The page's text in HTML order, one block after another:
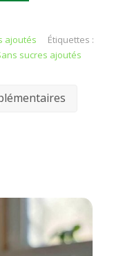
ajoutés
Étiquettes :
sucres ajoutés